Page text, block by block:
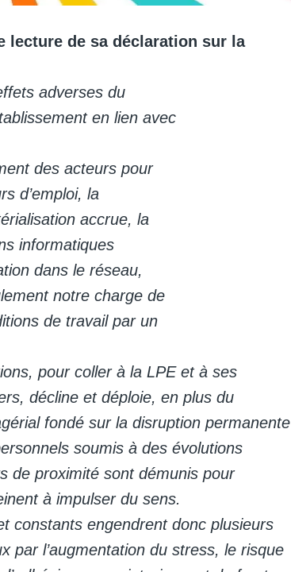
lecture de sa déclaration sur la
adverses du
en lien avec
des acteurs pour
d’emploi, la
accrue, la
informatiques
dans le réseau,
notre charge de
de travail par un
pour coller à la LPE et à ses
décline et déploie, en plus du
fondé sur la disruption permanente
soumis à des évolutions
de proximité sont démunis pour
à impulser du sens.
constants engendrent donc plusieurs
par l’augmentation du stress, le risque